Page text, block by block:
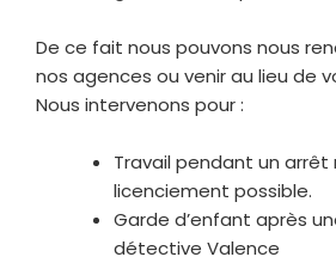
De ce fait nous pouvons nous
nos agences ou venir au lieu de
Nous intervenons pour :
Travail pendant un arrêt
licenciement possible.
Garde d’enfant après
détective Valence